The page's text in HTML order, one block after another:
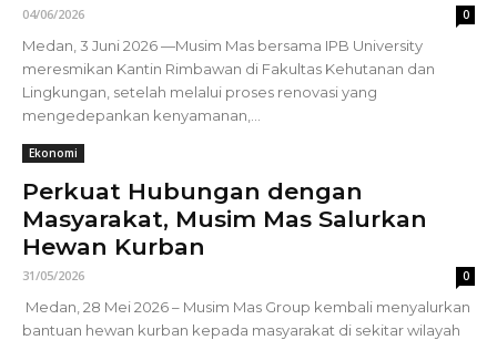
04/06/2026 0
Medan, 3 Juni 2026 —Musim Mas bersama IPB University
meresmikan Kantin Rimbawan di Fakultas Kehutanan dan
Lingkungan, setelah melalui proses renovasi yang
mengedepankan kenyamanan,...
Ekonomi
Perkuat Hubungan dengan
Masyarakat, Musim Mas Salurkan
Hewan Kurban
31/05/2026 0
Medan, 28 Mei 2026 – Musim Mas Group kembali menyalurkan
bantuan hewan kurban kepada masyarakat di sekitar wilayah